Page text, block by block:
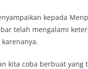
kepada
telah mengalami
kita coba berbuat